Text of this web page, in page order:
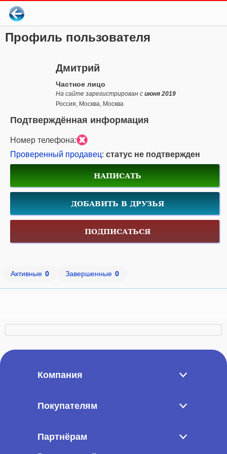
Профиль пользователя
Дмитрий
Частное лицо
На сайте зарегистрирован с июня 2019
Россия, Москва, Москва
Подтверждённая информация
Номер телефона:
Проверенный продавец: статус не подтвержден
НАПИСАТЬ
ДОБАВИТЬ В ДРУЗЬЯ
ПОДПИСАТЬСЯ
Активные 0 Завершенные 0
Компания
Покупателям
Партнёрам